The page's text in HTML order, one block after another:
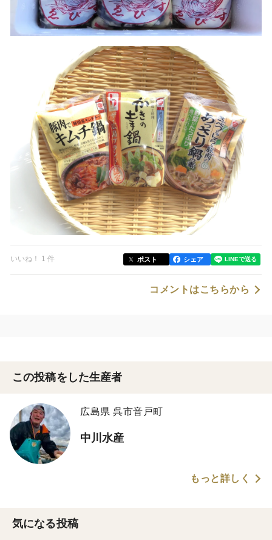
いいね！ 1 件 ポスト シェア
コメントはこちらから
この投稿をした生産者
広島県 呉市音戸町
中川水産
もっと詳しく
気になる投稿